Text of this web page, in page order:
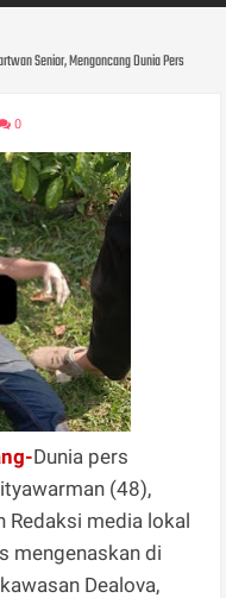
Senior, Mengoncang Dunia Pers
0
Dunia pers
(48),
Redaksi media lokal
mengenaskan di
Dealova,